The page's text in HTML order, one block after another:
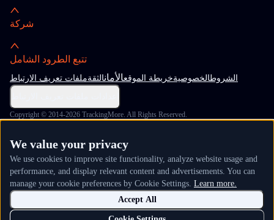
شركة
تتبع الطرود الشامل
الشروطالخصوصيةخريطة الموقعالأمانالثقةملفات تعريف الارتباط
Copyright © 2014-2026 TrackingMore. All Rights Reserved.
We value your privacy
We use cookies to improve site functionality, analyze website usage and
performance, and display relevant content and advertisements. You can
manage your cookie preferences by Cookie Settings. Learn more.
Accept All